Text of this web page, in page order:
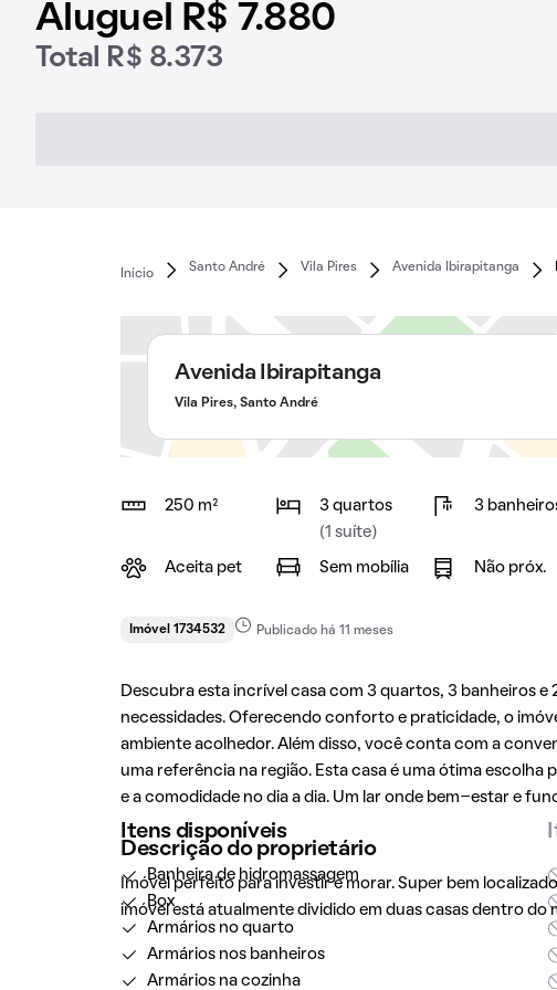
Aluguel R$ 7.880
Total R$ 8.373
Início
Santo André Vila Pires Avenida Ibirapitanga
Avenida Ibirapitanga
Vila Pires, Santo André
250 m²
3 quartos
(1 suíte)
3
Aceita pet Sem mobília Não próx.
Imóvel 1734532 Publicado há 11 meses
Descubra esta incrível casa com 3 quartos, 3 banheiros
necessidades. Oferecendo conforto e praticidade, o
ambiente acolhedor. Além disso, você conta com a
uma referência na região. Esta casa é uma ótima escolha
e a comodidade no dia a dia. Um lar onde bem-estar e
Descrição do proprietário
Imóvel perfeito para investir e morar. Super bem
imóvel está atualmente dividido em duas casas dentro do
Itens disponíveis
Banheira de hidromassagem
Box
Armários no quarto
Armários nos banheiros
Armários na cozinha